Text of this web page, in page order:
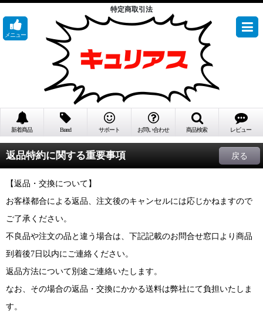
特定商取引法
メニュー
新着商品 Brand サポート お問い合わせ 商品検索 レビュー
返品特約に関する重要事項 戻る
【返品・交換について】
お客様都合による返品、注文後のキャンセルには応じかねますので
ご了承ください。
不良品や注文の品と違う場合は、下記記載のお問合せ窓口より商品
到着後7日以内にご連絡ください。
返品方法について別途ご連絡いたします。
なお、その場合の返品・交換にかかる送料は弊社にて負担いたしま
す。